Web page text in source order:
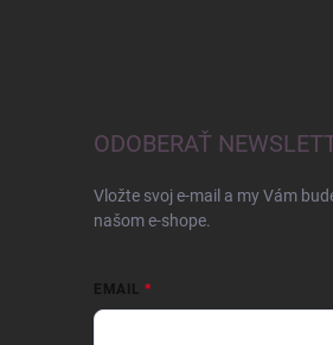
ODOBERAŤ
Vložte svoj e-mail a my Vám
našom e-shope.
EMAIL